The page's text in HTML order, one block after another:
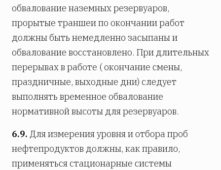
обвалование наземных резервуаров,
прорытые траншеи по окончании работ
должны быть немедленно засыпаны и
обвалование восстановлено. При длительных
перерывах в работе ( окончание смены,
праздничные, выходные дни) следует
выполнять временное обвалование
нормативной высоты для резервуаров.
6.9. Для измерения уровня и отбора проб
нефтепродуктов должны, как правило,
применяться стационарные системы